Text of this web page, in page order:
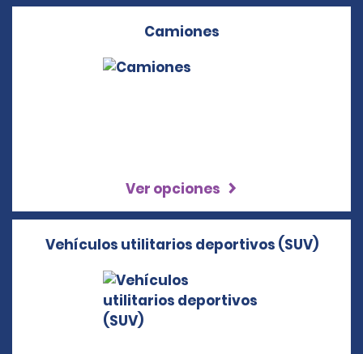
Camiones
Ver opciones
Vehículos utilitarios deportivos (SUV)